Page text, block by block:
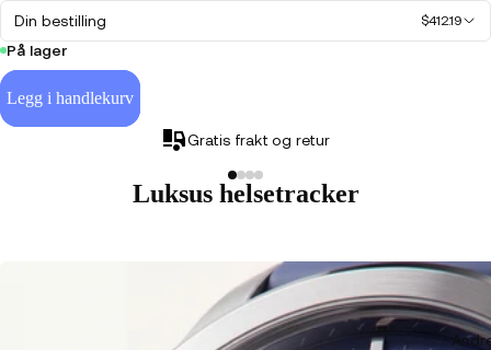
Din bestilling $412.19
På lager
Legg i handlekurv
Gratis frakt og retur
Luksus helsetracker